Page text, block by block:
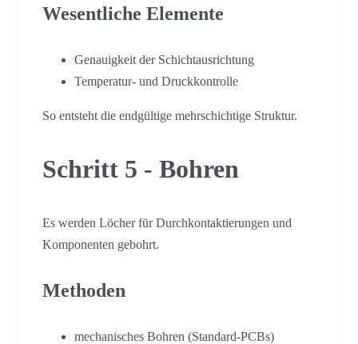
Wesentliche Elemente
Genauigkeit der Schichtausrichtung
Temperatur- und Druckkontrolle
So entsteht die endgültige mehrschichtige Struktur.
Schritt 5 - Bohren
Es werden Löcher für Durchkontaktierungen und
Komponenten gebohrt.
Methoden
mechanisches Bohren (Standard-PCBs)